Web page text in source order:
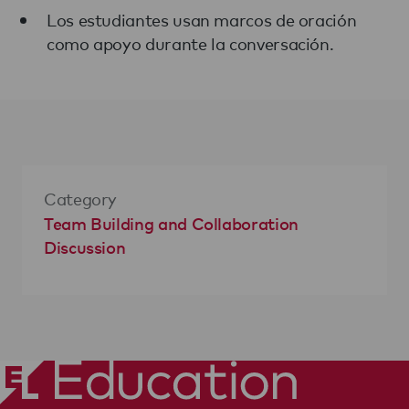
Los estudiantes usan marcos de oración
como apoyo durante la conversación.
Category
Team Building and Collaboration
Discussion